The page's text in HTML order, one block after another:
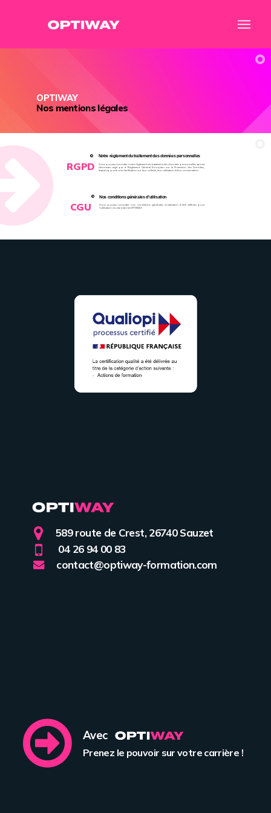
OPTIWAY
Nos mentions légales
Notre règlement du traitement des données personnelles
Vous pouvez consulter notre règlement du traitement des données personnelles qui est
désormais régit par le Règlement Général Européen sur la Protection des Données,
lequel apporte une clarification sur leur collecte, leur utilisation et leur conservation.
Nos conditions générales d'utilisation
Vous pouvez consulter nos conditions générales d'utilisation (CGU) définies pour
l'utilisation du site internet OPTIWAY.
CGU
RGPD
589 route de Crest, 26740 Sauzet
04 26 94 00 83
contact@optiway-formation.com
Prenez le pouvoir sur votre carrière !
Avec